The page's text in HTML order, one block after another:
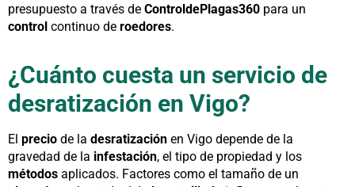
presupuesto a través de ControldePlagas360 para un
control continuo de roedores.
¿Cuánto cuesta un servicio de
desratización en Vigo?
El precio de la desratización en Vigo depende de la
gravedad de la infestación, el tipo de propiedad y los
métodos aplicados. Factores como el tamaño de un